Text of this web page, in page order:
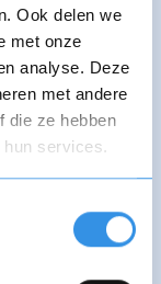
Ook delen we
met onze
analyse. Deze
met andere
die ze hebben
services.
Amigos
Potosí